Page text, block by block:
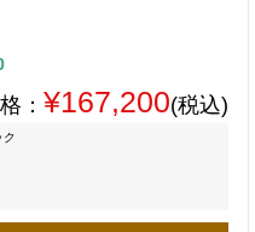
： ¥167,200(税込)
ク